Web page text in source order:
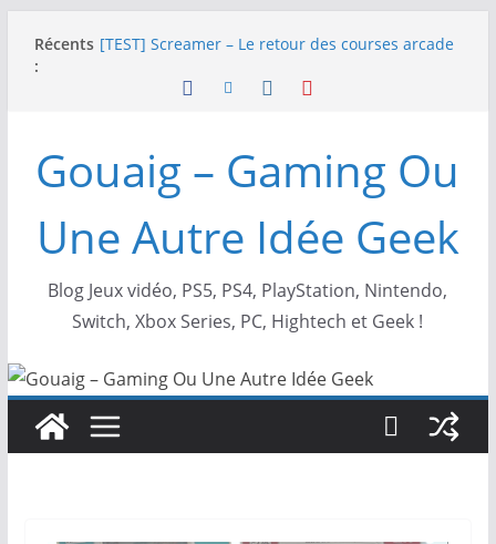
Récents
:
NEOGEO AES+ : La légende de l’arcade est de
[TEST] Screamer – Le retour des courses arcade
[TEST] Ride 6 – Une sortie de piste sur PS5 !
SNK NEOGEO AES+ : un succès dingue !
Gouaig – Gaming Ou
Une Autre Idée Geek
Blog Jeux vidéo, PS5, PS4, PlayStation, Nintendo,
Switch, Xbox Series, PC, Hightech et Geek !